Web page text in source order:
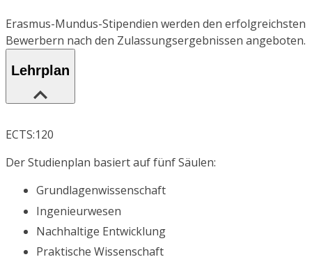
Erasmus-Mundus-Stipendien werden den erfolgreichsten
Bewerbern nach den Zulassungsergebnissen angeboten.
Lehrplan
ECTS:120
Der Studienplan basiert auf fünf Säulen:
Grundlagenwissenschaft
Ingenieurwesen
Nachhaltige Entwicklung
Praktische Wissenschaft